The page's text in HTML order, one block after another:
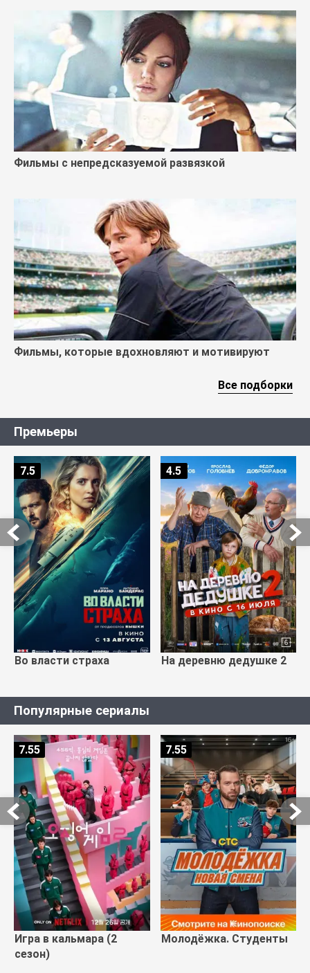
Фильмы с непредсказуемой развязкой
Фильмы, которые вдохновляют и мотивируют
Все подборки
Премьеры
Во власти страха
7.5
На деревню дедушке 2
4.5
Популярные сериалы
Игра в кальмара (2
сезон)
7.55
Молодёжка. Студенты
7.55